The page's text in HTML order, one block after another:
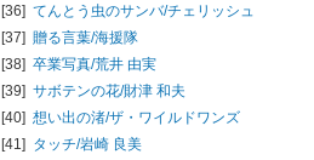
[36] てんとう虫のサンバ/チェリッシュ
[37] 贈る言葉/海援隊
[38] 卒業写真/荒井 由実
[39] サボテンの花/財津 和夫
[40] 想い出の渚/ザ・ワイルドワンズ
[41] タッチ/岩崎 良美